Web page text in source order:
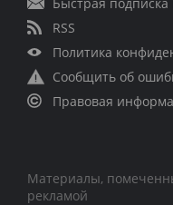
RSS
Политика
Сообщить об
Правовая
Материалы,
рекламой